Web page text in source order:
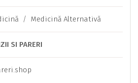
/ Medicină Alternativă
SI PARERI